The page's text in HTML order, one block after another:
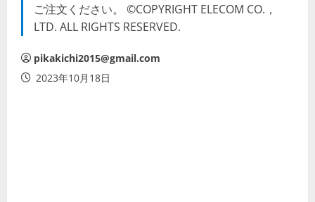
ご注文ください。 ©COPYRIGHT ELECOM CO.，
LTD. ALL RIGHTS RESERVED.
pikakichi2015@gmail.com
2023年10月18日